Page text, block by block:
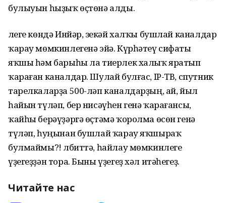
булыуын һыҙыҡ өҫтөнә алды.
Әлеге көндә Инйәр, Әзекәй халҡы бушлай каналдар
ҡарау мөмкинлегенә эйә. Күрһәтеү сифаты
яҡшы һәм барыһы ла тиерлек халыҡ яратып
ҡараған каналдар. Шулай булғас, IP-ТВ, спутник
тарелкаларҙа 500-ләп каналдарҙың, ай, йыл
һайын түләп, бер нисәүһен генә ҡарағансы,
ҡайһы берәүҙәргә өҫтәмә ҡоролма өсөн генә
түләп, һуңынан бушлай ҡарау яҡшыраҡ
булмаймы?! Әлбиттә, һайлау мөмкинлеге
үҙегеҙҙән тора. Быны үҙегеҙ хәл итәһегеҙ.
Читайте нас